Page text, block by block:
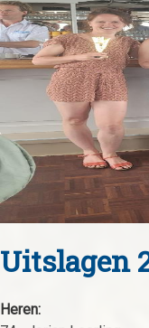
Uitslagen
Heren: